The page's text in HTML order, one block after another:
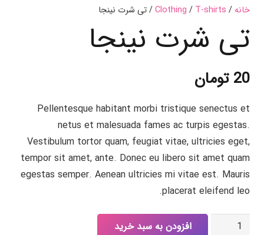
خانه/
Clothing / T-shirts / تی شرت نینجا
تی شرت نینجا
20 تومان
Pellentesque habitant morbi tristique senectus et
netus et malesuada fames ac turpis egestas.
Vestibulum tortor quam, feugiat vitae, ultricies eget,
tempor sit amet, ante. Donec eu libero sit amet quam
egestas semper. Aenean ultricies mi vitae est. Mauris
placerat eleifend leo.
تی
افزودن به سبد خرید